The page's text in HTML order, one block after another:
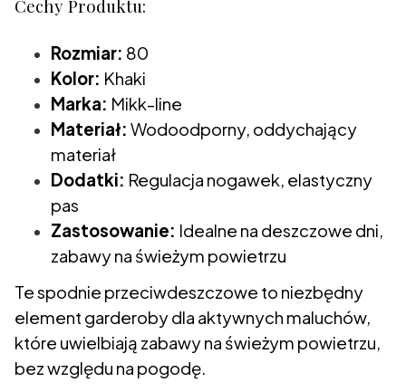
Cechy Produktu:
Rozmiar: 80
Kolor: Khaki
Marka: Mikk-line
Materiał: Wodoodporny, oddychający
materiał
Dodatki: Regulacja nogawek, elastyczny
pas
Zastosowanie: Idealne na deszczowe dni,
zabawy na świeżym powietrzu
Te spodnie przeciwdeszczowe to niezbędny
element garderoby dla aktywnych maluchów,
które uwielbiają zabawy na świeżym powietrzu,
bez względu na pogodę.